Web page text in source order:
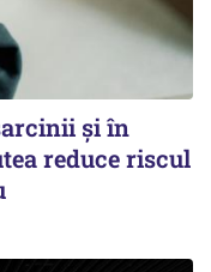
și în
reduce riscul